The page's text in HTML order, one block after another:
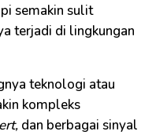
semakin sulit
terjadi di lingkungan
teknologi atau
kompleks
dan berbagai sinyal